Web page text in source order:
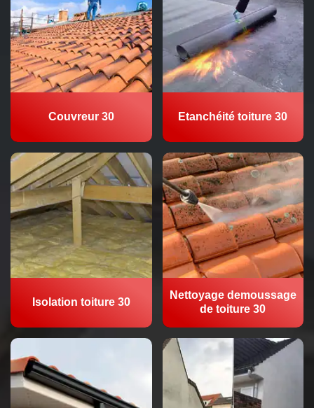
Couvreur 30 Etanchéité toiture 30
Isolation toiture 30
Nettoyage demoussage
de toiture 30